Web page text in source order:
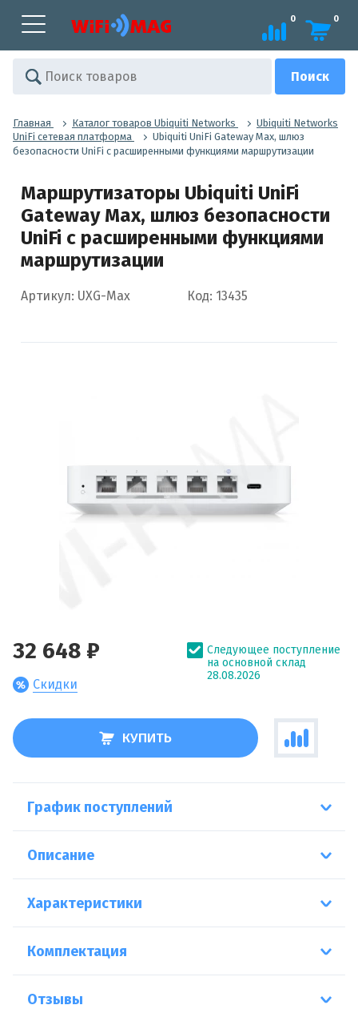
0 0
Главная Каталог товаров Ubiquiti Networks
Ubiquiti Networks
UniFi сетевая платформа
Ubiquiti UniFi Gateway Max, шлюз
безопасности UniFi с расширенными функциями маршрутизации
Маршрутизаторы Ubiquiti UniFi
Gateway Max, шлюз безопасности
UniFi с расширенными функциями
маршрутизации
Артикул: UXG-Max Код: 13435
32 648 ₽
Скидки
Следующее поступление
на основной склад
28.08.2026
КУПИТЬ
График поступлений
Описание
Характеристики
Комплектация
Отзывы